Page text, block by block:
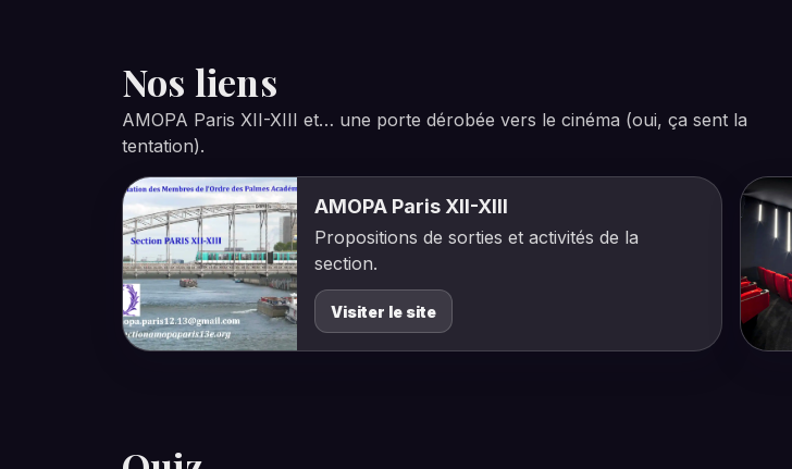
Nos liens
AMOPA Paris XII-XIII et… une porte dérobée vers le cinéma (oui, ça sent la
tentation).
AMOPA Paris XII-XIII
Propositions de sorties et activités de la
section.
Visiter le site